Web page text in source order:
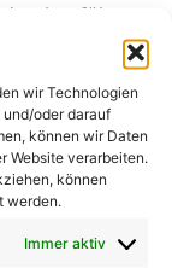
wir Technologien
oder darauf
können wir Daten
Website verarbeiten.
können
werden.
Immer aktiv
genommen
in
und
Funktionalität
sich. Die